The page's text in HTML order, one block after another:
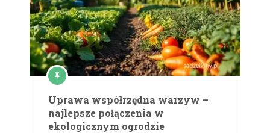
Uprawa współrzędna warzyw –
najlepsze połączenia w
ekologicznym ogrodzie